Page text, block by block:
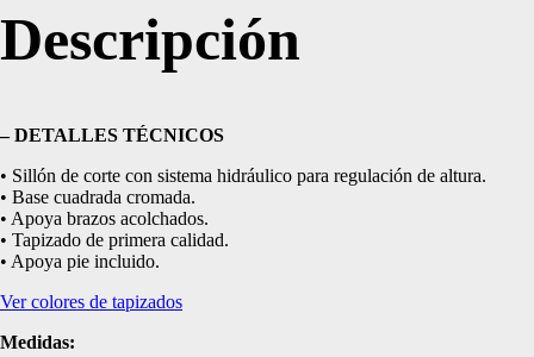
Descripción
– DETALLES TÉCNICOS
• Sillón de corte con sistema hidráulico para regulación de altura.
• Base cuadrada cromada.
• Apoya brazos acolchados.
• Tapizado de primera calidad.
• Apoya pie incluido.
Ver colores de tapizados
Medidas: